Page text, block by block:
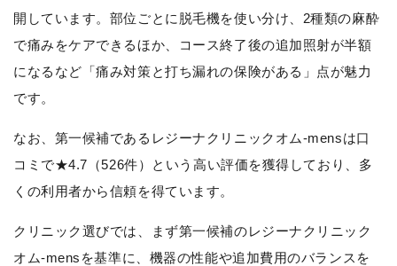
開しています。部位ごとに脱毛機を使い分け、2種類の麻酔
で痛みをケアできるほか、コース終了後の追加照射が半額
になるなど「痛み対策と打ち漏れの保険がある」点が魅力
です。
なお、第一候補であるレジーナクリニックオム-mensは口
コミで★4.7（526件）という高い評価を獲得しており、多
くの利用者から信頼を得ています。
クリニック選びでは、まず第一候補のレジーナクリニック
オム-mensを基準に、機器の性能や追加費用のバランスを